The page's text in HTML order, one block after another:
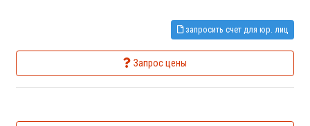
запросить счет для юр. лиц
Запрос цены